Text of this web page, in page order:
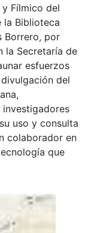
Fílmico del
la Biblioteca
Borrero, por
la Secretaría de
esfuerzos
del
investigadores
uso y consulta
colaborador en
que